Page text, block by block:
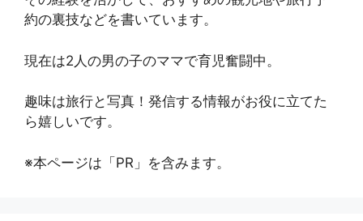
約の裏技などを書いています。
現在は2人の男の子のママで育児奮闘中。
趣味は旅行と写真！発信する情報がお役に立てた
ら嬉しいです。
※本ページは「PR」を含みます。